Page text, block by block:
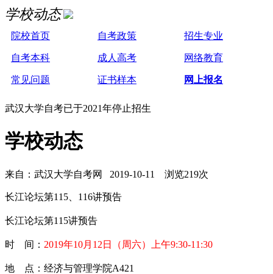
学校动态
院校首页 自考政策 招生专业
自考本科 成人高考 网络教育
常见问题 证书样本 网上报名
武汉大学自考已于2021年停止招生
学校动态
来自：武汉大学自考网 2019-10-11 浏览219次
长江论坛第115、116讲预告
长江论坛第115讲预告
时 间： 2019年10月12日（周六）上午9:30-11:30
地 点：经济与管理学院A421